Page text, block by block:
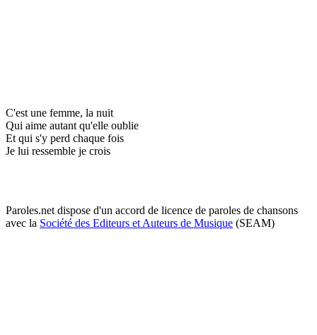
C'est une femme, la nuit
Qui aime autant qu'elle oublie
Et qui s'y perd chaque fois
Je lui ressemble je crois
Paroles.net dispose d'un accord de licence de paroles de chansons
avec la Société des Editeurs et Auteurs de Musique (SEAM)